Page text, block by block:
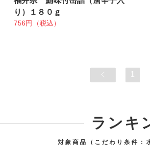
り）１８０ｇ
756円（税込）
1
ランキ
対象商品（こだわり条件：